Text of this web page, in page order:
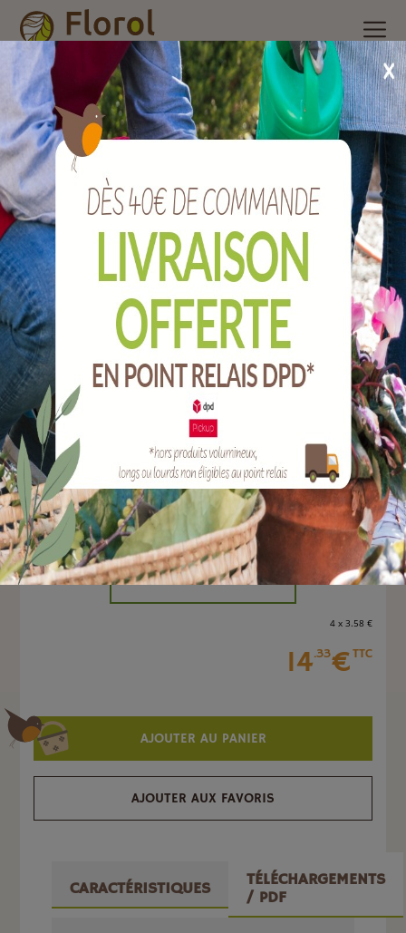
Accueil Nos produits /Produits et accessoires de cheminée/
Ramonage
Hérisson de ramonage nylon, rond, diamètre 250
mm
Hérisson de ramonage nylon, rond,
diamètre 250 mm
Ref : QHHRN250
EAN :
Quantité :
Unité
-
4 x 3.58 €
14.33€TTC
AJOUTER AU PANIER
AJOUTER AUX FAVORIS
CARACTÉRISTIQUES
TÉLÉCHARGEMENTS
/ PDF